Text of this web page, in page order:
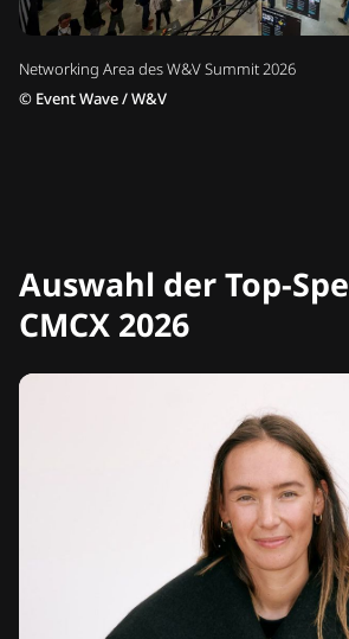
Networking Area des W&V Summit 2026
© Event Wave / W&V
Auswahl der Top-
CMCX 2026